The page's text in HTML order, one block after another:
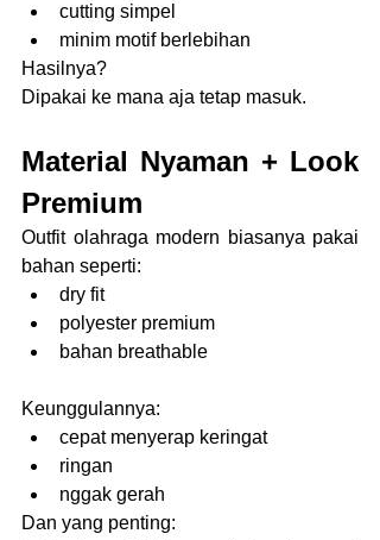
cutting simpel
minim motif berlebihan
Hasilnya?
Dipakai ke mana aja tetap masuk.
Material Nyaman + Look
Premium
Outfit olahraga modern biasanya pakai
bahan seperti:
dry fit
polyester premium
bahan breathable
Keunggulannya:
cepat menyerap keringat
ringan
nggak gerah
Dan yang penting: